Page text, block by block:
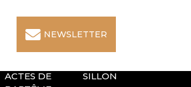
NEWSLETTER
ACTES DE
SILLON